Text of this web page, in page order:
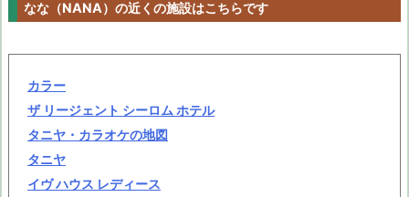
なな（NANA）の近くの施設はこちらです
カラー
ザ リージェント シーロム ホテル
タニヤ・カラオケの地図
タニヤ
イヴ ハウス レディース